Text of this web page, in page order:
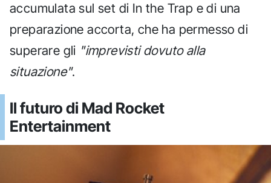
accumulata sul set di In the Trap e di una
preparazione accorta, che ha permesso di
superare gli "imprevisti dovuto alla
situazione".
Il futuro di Mad Rocket
Entertainment